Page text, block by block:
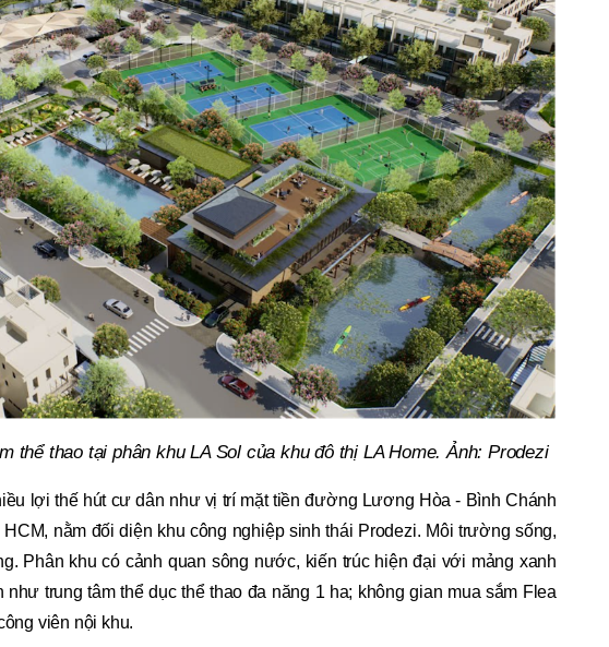
thể thao tại phân khu LA Sol của khu đô thị LA Home. Ảnh: Prodezi
lợi thế hút cư dân như vị trí mặt tiền đường Lương Hòa - Bình Chánh
nằm đối diện khu công nghiệp sinh thái Prodezi. Môi trường sống,
Phân khu có cảnh quan sông nước, kiến trúc hiện đại với mảng xanh
như trung tâm thể dục thể thao đa năng 1 ha; không gian mua sắm Flea
viên nội khu.